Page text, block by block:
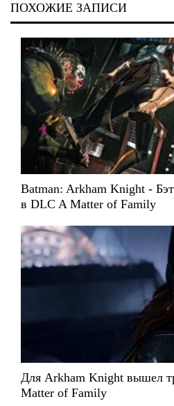
ПОХОЖИЕ ЗАПИСИ
Batman: Arkham Knight -
в DLC A Matter of Family
Для Arkham Knight вышел
Matter of Family